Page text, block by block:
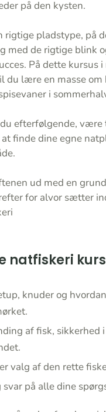
på den kysten.
rigtige pladstype, på
med de rigtige blink
På dette kursus
du lære en masse om
i
efterfølgende, være
finde dine egne
ud med en
for alvor sætter
natfiskeri
knuder og
af fisk, sikkerhed
valg af den rette
på alle dine